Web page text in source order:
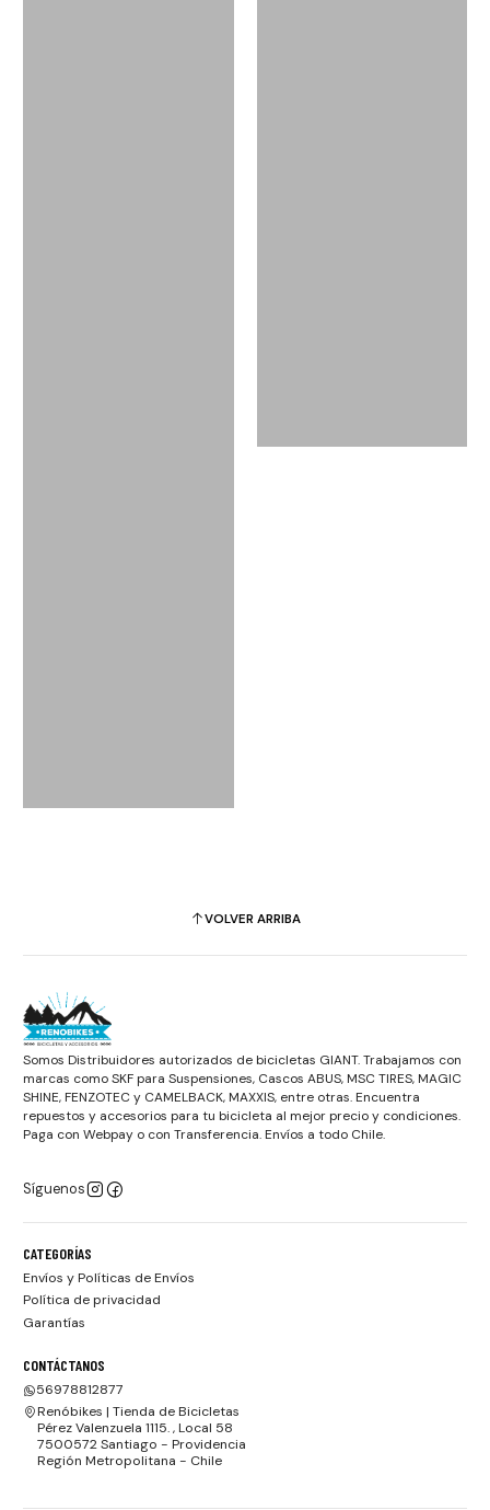
VOLVER ARRIBA
Somos Distribuidores autorizados de bicicletas GIANT. Trabajamos con
marcas como SKF para Suspensiones, Cascos ABUS, MSC TIRES, MAGIC
SHINE, FENZOTEC y CAMELBACK, MAXXIS, entre otras. Encuentra
repuestos y accesorios para tu bicicleta al mejor precio y condiciones.
Paga con Webpay o con Transferencia. Envíos a todo Chile.
Síguenos
CATEGORÍAS
Envíos y Políticas de Envíos
Política de privacidad
Garantías
CONTÁCTANOS
56978812877
Renóbikes | Tienda de Bicicletas
Pérez Valenzuela 1115. , Local 58
7500572 Santiago - Providencia
Región Metropolitana - Chile